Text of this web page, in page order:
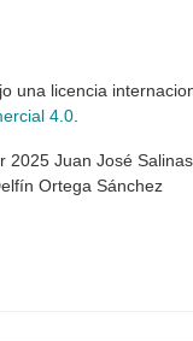
una licencia
4.0
2025 Juan José
Ortega Sánchez